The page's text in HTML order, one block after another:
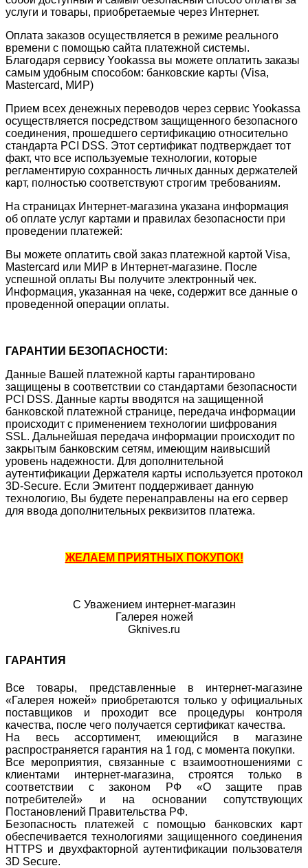
услуги и товары, приобретаемые через Интернет.
Оплата заказов осуществляется в режиме реального
времени с помощью сайта платежной системы.
Благодаря сервису Yookassa вы можете оплатить заказы
самым удобным способом: банковские карты (Visa,
Mastercard, МИР)
Прием всех денежных переводов через сервис Yookassa
осуществляется посредством защищенного безопасного
соединения, прошедшего сертификацию относительно
стандарта PCI DSS. Этот сертификат подтверждает тот
факт, что все используемые технологии, которые
регламентирую сохранность личных данных держателей
карт, полностью соответствуют строгим требованиям.
На страницах Интернет-магазина указана информация
об оплате услуг картами и правилах безопасности при
проведении платежей:
Вы можете оплатить свой заказ платежной картой Visa,
Mastercard или МИР в Интернет-магазине. После
успешной оплаты Вы получите электронный чек.
Информация, указанная на чеке, содержит все данные о
проведенной операции оплаты.
ГАРАНТИИ БЕЗОПАСНОСТИ:
Данные Вашей платежной карты гарантировано
защищены в соответствии со стандартами безопасности
PCI DSS. Данные карты вводятся на защищенной
банковской платежной странице, передача информации
происходит с применением технологии шифрования
SSL. Дальнейшая передача информации происходит по
закрытым банковским сетям, имеющим наивысший
уровень надежности. Для дополнительной
аутентификации Держателя карты используется протокол
3D-Secure. Если Эмитент поддерживает данную
технологию, Вы будете перенаправлены на его сервер
для ввода дополнительных реквизитов платежа.
ЖЕЛАЕМ ПРИЯТНЫХ ПОКУПОК!
С Уважением интернет-магазин
Галерея ножей
Gknives.ru
ГАРАНТИЯ
Все товары, представленные в интернет-магазине
«Галерея ножей» приобретаются только у официальных
поставщиков и проходит все процедуры контроля
качества, после чего получается сертификат качества.
На весь ассортимент, имеющийся в магазине
распространяется гарантия на 1 год, с момента покупки.
Все мероприятия, связанные с взаимоотношениями с
клиентами интернет-магазина, строятся только в
соответствии с законом РФ «О защите прав
потребителей» и на основании сопутствующих
Постановлений Правительства РФ.
Безопасность платежей с помощью банковских карт
обеспечивается технологиями защищенного соединения
HTTPS и двухфакторной аутентификации пользователя
3D Secure.